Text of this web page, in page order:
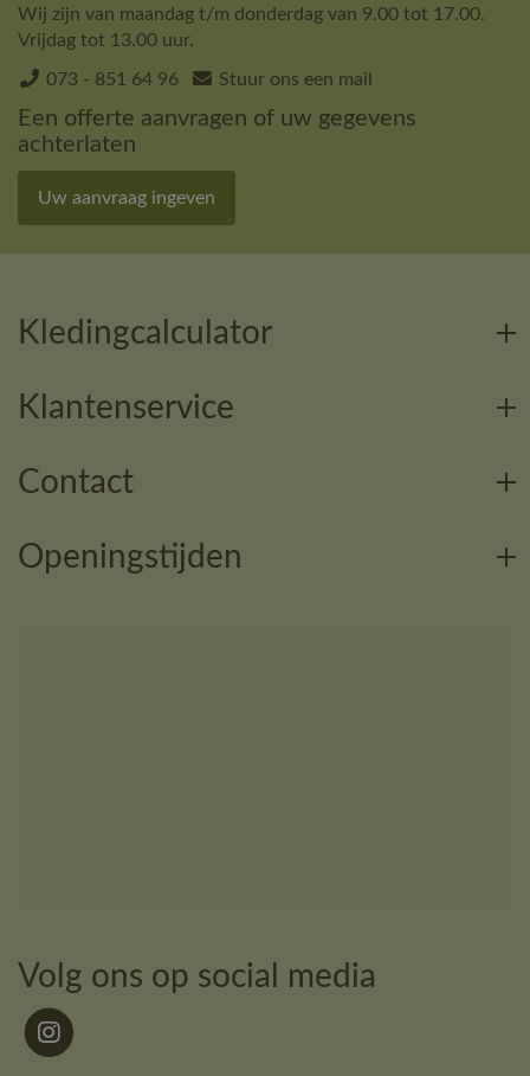
Wij zijn van maandag t/m donderdag van 9.00 tot 17.00.
Vrijdag tot 13.00 uur.
073 - 851 64 96 Stuur ons een mail
Een offerte aanvragen of uw gegevens
achterlaten
Uw aanvraag ingeven
Kledingcalculator
Klantenservice
Contact
Openingstijden
Volg ons op social media